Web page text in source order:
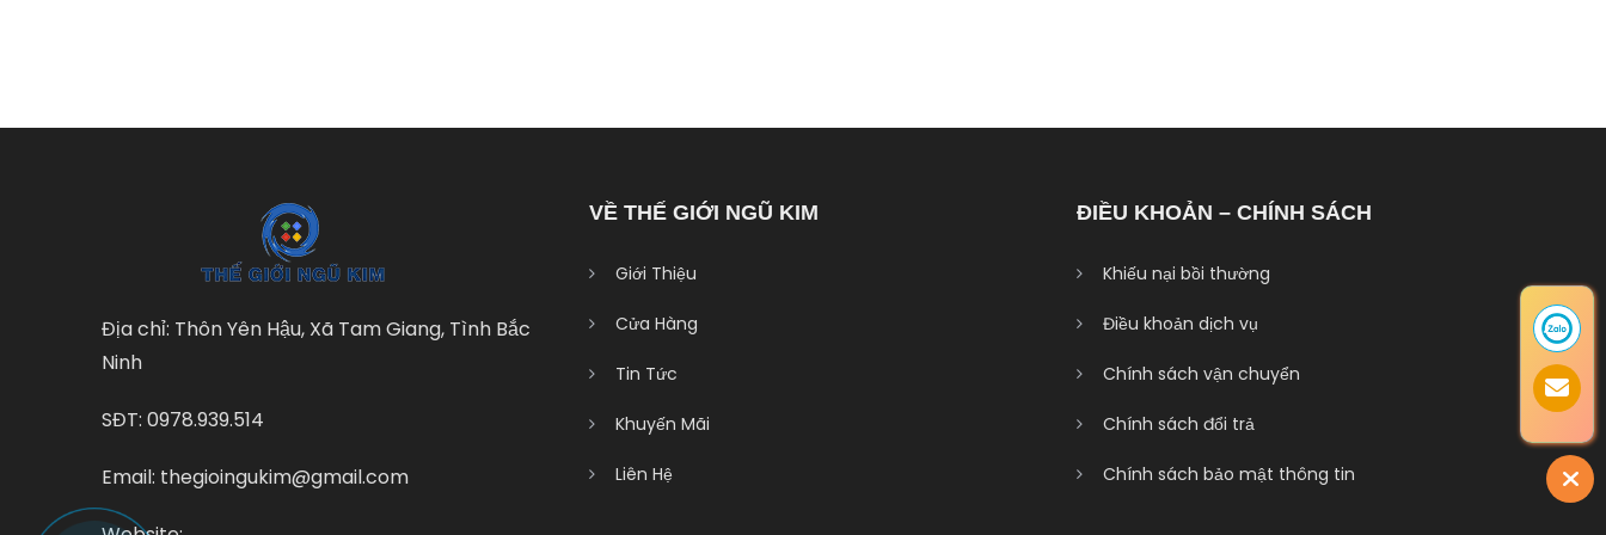
Địa chỉ: Thôn Yên Hậu, Xã Tam Giang, Tình Bắc
Ninh
SĐT: 0978.939.514
Email: thegioingukim@gmail.com
VỀ THẾ GIỚI NGŨ KIM
Giới Thiệu
Cửa Hàng
Tin Tức
Khuyến Mãi
Liên Hệ
ĐIỀU KHOẢN – CHÍNH SÁCH
Khiếu nại bồi thường
Điều khoản dịch vụ
Chính sách vận chuyển
Chính sách đổi trả
Chính sách bảo mật thông tin